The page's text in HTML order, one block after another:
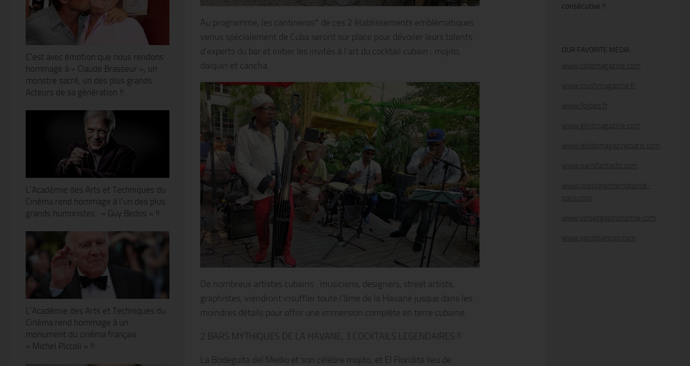
Au programme, les cantineros* de ces 2 établissements emblématiques
venus spécialement de Cuba seront sur place pour dévoiler leurs talents
d’experts du bar et initier les invités à l’art du cocktail cubain : mojito,
daïquiri et cancha.
De nombreux artistes cubains : musiciens, designers, street artists,
graphistes, viendront insuffler toute l’âme de la Havane jusque dans les
moindres détails pour offrir une immersion complète en terre cubaine.
2 BARS MYTHIQUES DE LA HAVANE, 3 COCKTAILS LEGENDAIRES !!
La Bodeguita del Medio et son célèbre mojito, et El Floridita lieu de
C’est avec émotion que nous rendons
hommage à « Claude Brasseur », un
monstre sacré, un des plus grands
Acteurs de sa génération !!
L’Académie des Arts et Techniques du
Cinéma rend hommage à l’un des plus
grands humoristes : « Guy Bedos » !!
L’Académie des Arts et Techniques du
Cinéma rend hommage à un
monument du cinéma français :
« Michel Piccoli » !!
consécutive !!
OUR FAVORITE MEDIA
www.cotemagazine.com
www.crushmagazine.fr
www.forbes.fr
www.glintmagazine.com
www.leditomagazineparis.com
www.parisfantastic.com
www.prestigeinternational-
paris.com
www.vinsetgastronomie.com
www.yanisbargoin.com